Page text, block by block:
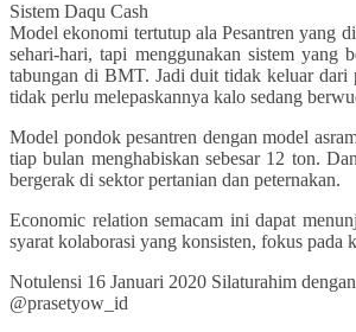
Sistem Daqu Cash
Model ekonomi tertutup ala Pesantren yang
sehari-hari, tapi menggunakan sistem
tabungan di BMT. Jadi duit tidak keluar dari
tidak perlu melepaskannya kalo sedang
Model pondok pesantren dengan model
tiap bulan menghabiskan sebesar 12 ton.
bergerak di sektor pertanian dan peternakan.
Economic relation semacam ini dapat
syarat kolaborasi yang konsisten, fokus pada
Notulensi 16 Januari 2020 Silaturahim
@prasetyow_id